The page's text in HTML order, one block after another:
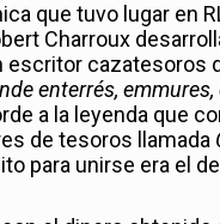
que tuvo lugar en
Charroux
escritor cazatesoros
enterrés,
a la leyenda que
de tesoros llamada
para unirse era el